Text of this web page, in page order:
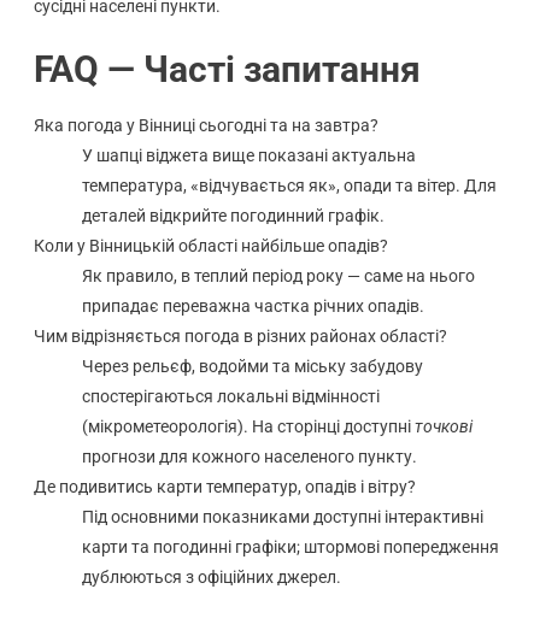
сусідні населені пункти.
FAQ — Часті запитання
Яка погода у Вінниці сьогодні та на завтра?
У шапці віджета вище показані актуальна
температура, «відчувається як», опади та вітер. Для
деталей відкрийте погодинний графік.
Коли у Вінницькій області найбільше опадів?
Як правило, в теплий період року — саме на нього
припадає переважна частка річних опадів.
Чим відрізняється погода в різних районах області?
Через рельєф, водойми та міську забудову
спостерігаються локальні відмінності
(мікрометеорологія). На сторінці доступніточкові
прогнози для кожного населеного пункту.
Де подивитись карти температур, опадів і вітру?
Під основними показниками доступні інтерактивні
карти та погодинні графіки; штормові попередження
дублюються з офіційних джерел.